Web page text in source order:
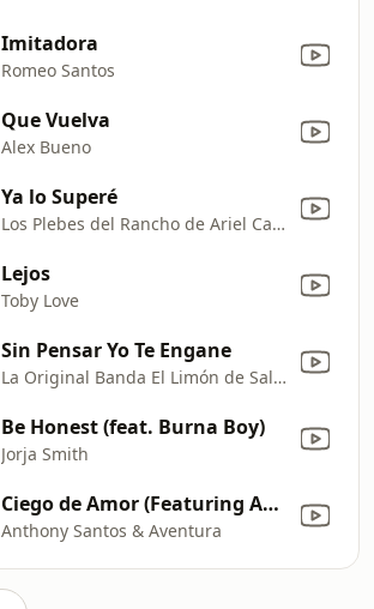
Imitadora
Romeo Santos
Que Vuelva
Alex Bueno
Ya lo Superé
Los Plebes del Rancho de Ariel Camacho
Lejos
Toby Love
Sin Pensar Yo Te Engane
La Original Banda El Limón de Salvador Lizárraga
Be Honest (feat. Burna Boy)
Jorja Smith
Ciego de Amor (Featuring Anthony Santos)
Anthony Santos & Aventura